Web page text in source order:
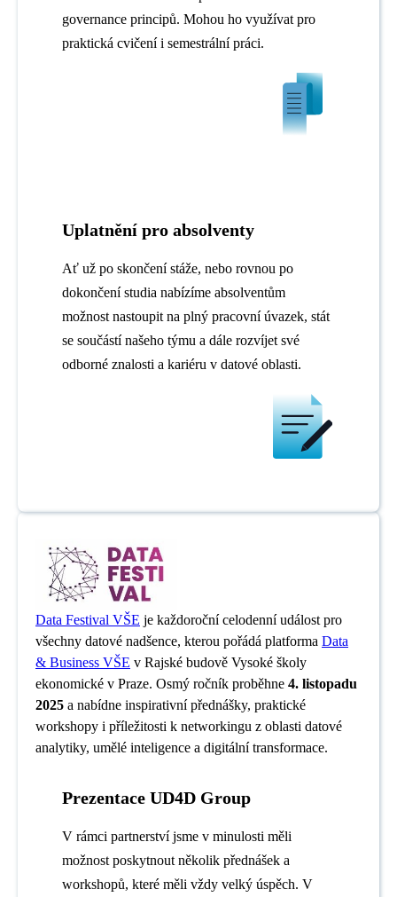
governance principů. Mohou ho využívat pro
praktická cvičení i semestrální práci.
Uplatnění pro absolventy
Ať už po skončení stáže, nebo rovnou po
dokončení studia nabízíme absolventům
možnost nastoupit na plný pracovní úvazek, stát
se součástí našeho týmu a dále rozvíjet své
odborné znalosti a kariéru v datové oblasti.
Data Festival VŠE je každoroční celodenní událost pro
všechny datové nadšence, kterou pořádá platforma Data
& Business VŠE v Rajské budově Vysoké školy
ekonomické v Praze. Osmý ročník proběhne 4. listopadu
2025 a nabídne inspirativní přednášky, praktické
workshopy i příležitosti k networkingu z oblasti datové
analytiky, umělé inteligence a digitální transformace.
Prezentace UD4D Group
V rámci partnerství jsme v minulosti měli
možnost poskytnout několik přednášek a
workshopů, které měli vždy velký úspěch. V